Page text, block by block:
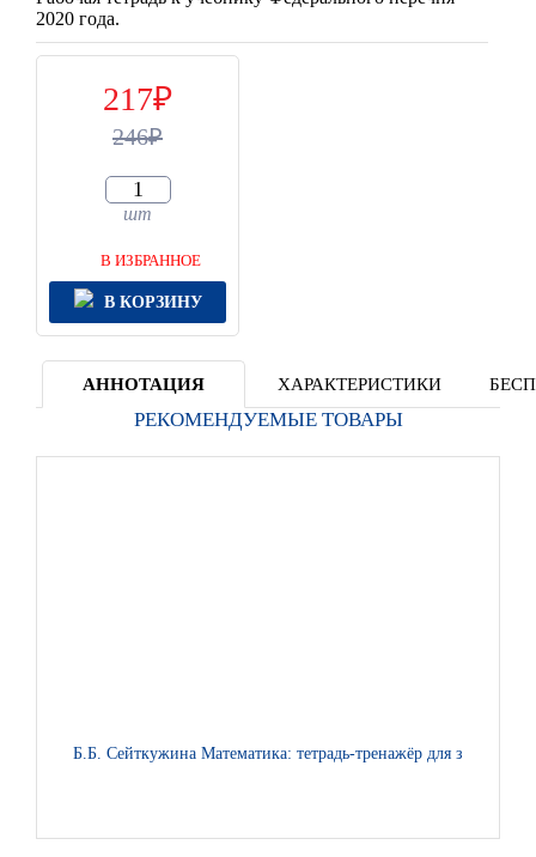
2020 года.
217
246
шт
В ИЗБРАННОЕ
В КОРЗИНУ
АННОТАЦИЯ ХАРАКТЕРИСТИКИ
РЕКОМЕНДУЕМЫЕ ТОВАРЫ
Б.Б. Сейткужина Математика: тетрадь-тренажёр для